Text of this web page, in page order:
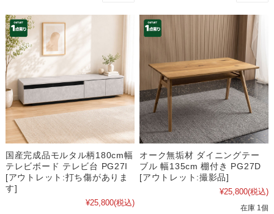
国産完成品モルタル柄180cm幅
テレビボード テレビ台 PG27I
[アウトレット:打ち傷がありま
す]
¥25,800(税込)
オーク無垢材 ダイニングテー
ブル 幅135cm 棚付き PG27D
[アウトレット:撮影品]
¥25,800(税込)
在庫 1個